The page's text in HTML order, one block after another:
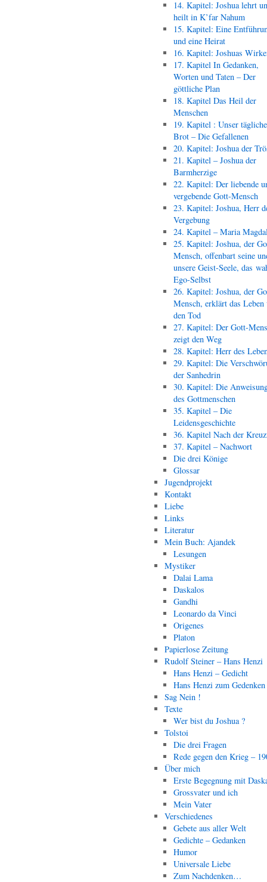
14. Kapitel: Joshua lehrt
heilt in K’far Nahum
15. Kapitel: Eine
und eine Heirat
16. Kapitel: Joshuas
17. Kapitel In Gedanken,
Worten und Taten – Der
göttliche Plan
18. Kapitel Das Heil der
Menschen
19. Kapitel : Unser
Brot – Die Gefallenen
20. Kapitel: Joshua der
21. Kapitel – Joshua der
Barmherzige
22. Kapitel: Der liebende
vergebende Gott-Mensch
23. Kapitel: Joshua, Herr
Vergebung
24. Kapitel – Maria
25. Kapitel: Joshua, der
Mensch, offenbart seine
unsere Geist-Seele, das
Ego-Selbst
26. Kapitel: Joshua, der
Mensch, erklärt das Leben
den Tod
27. Kapitel: Der Gott-
zeigt den Weg
28. Kapitel: Herr des
29. Kapitel: Die
der Sanhedrin
30. Kapitel: Die
des Gottmenschen
35. Kapitel – Die
Leidensgeschichte
36. Kapitel Nach der
37. Kapitel – Nachwort
Die drei Könige
Glossar
Jugendprojekt
Kontakt
Liebe
Links
Literatur
Mein Buch: Ajandek
Lesungen
Mystiker
Dalai Lama
Daskalos
Gandhi
Leonardo da Vinci
Origenes
Platon
Papierlose Zeitung
Rudolf Steiner – Hans Henzi
Hans Henzi – Gedicht
Hans Henzi zum Gedenken
Sag Nein !
Texte
Wer bist du Joshua ?
Tolstoi
Die drei Fragen
Rede gegen den Krieg –
Über mich
Erste Begegnung mit
Grossvater und ich
Mein Vater
Verschiedenes
Gebete aus aller Welt
Gedichte – Gedanken
Humor
Universale Liebe
Zum Nachdenken…